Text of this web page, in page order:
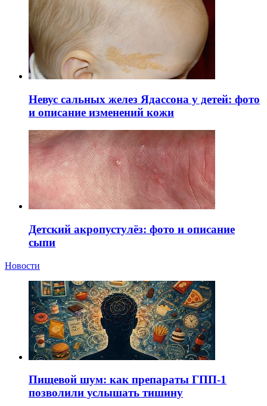
Невус сальных желез Ядассона у детей: фото
и описание изменений кожи
Детский акропустулёз: фото и описание
сыпи
Новости
Пищевой шум: как препараты ГПП-1
позволили услышать тишину